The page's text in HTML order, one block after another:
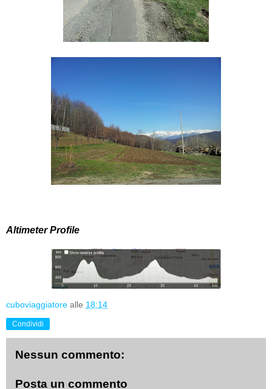
Altimeter Profile
cuboviaggiatore alle 18:14
Condividi
Nessun commento:
Posta un commento